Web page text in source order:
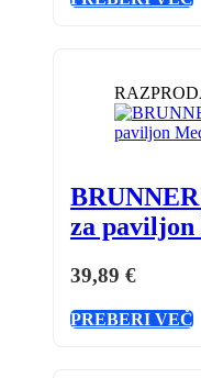
za paviljon
39,89 €
PREBERI VEČ